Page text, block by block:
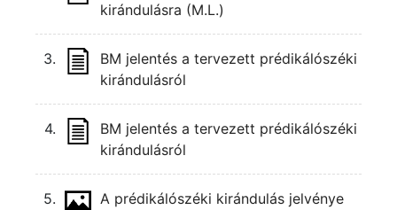
kirándulásra (M.L.)
3.
BM jelentés a tervezett prédikálószéki
kirándulásról
4.
BM jelentés a tervezett prédikálószéki
kirándulásról
5.
A prédikálószéki kirándulás jelvénye